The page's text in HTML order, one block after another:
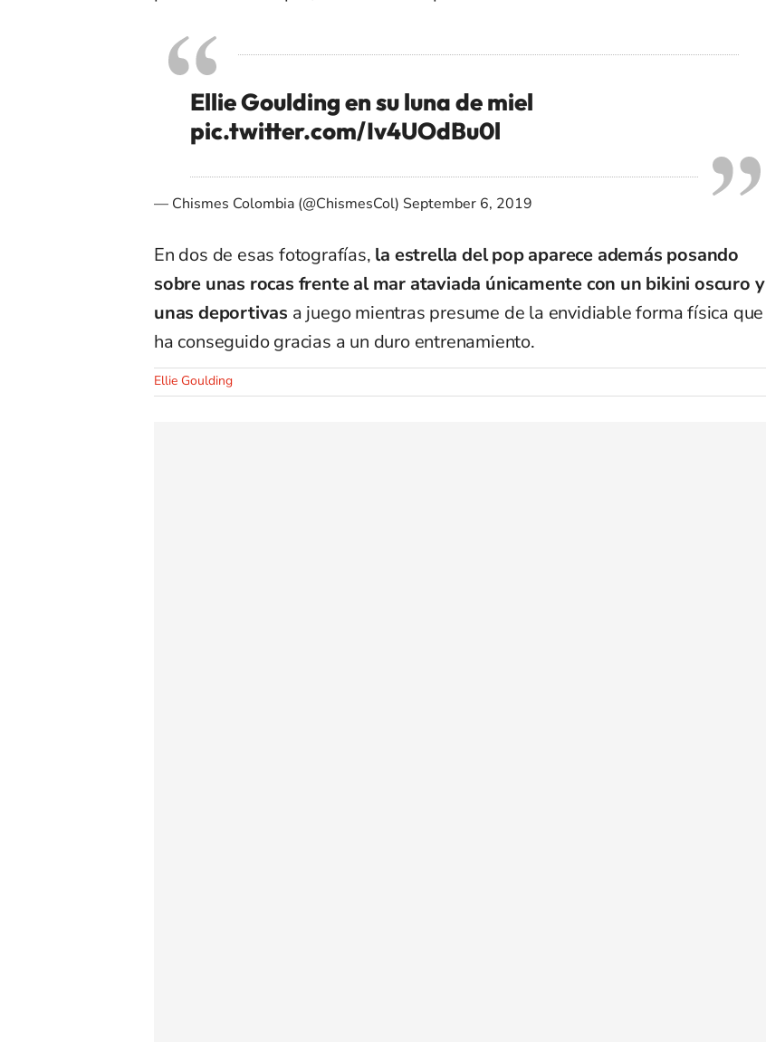
Ellie Goulding en su luna de miel
pic.twitter.com/Iv4UOdBu0l
— Chismes Colombia (@ChismesCol) September 6, 2019
En dos de esas fotografías, la estrella del pop aparece además posando
sobre unas rocas frente al mar ataviada únicamente con un bikini oscuro y
unas deportivas a juego mientras presume de la envidiable forma física que
ha conseguido gracias a un duro entrenamiento.
Ellie Goulding